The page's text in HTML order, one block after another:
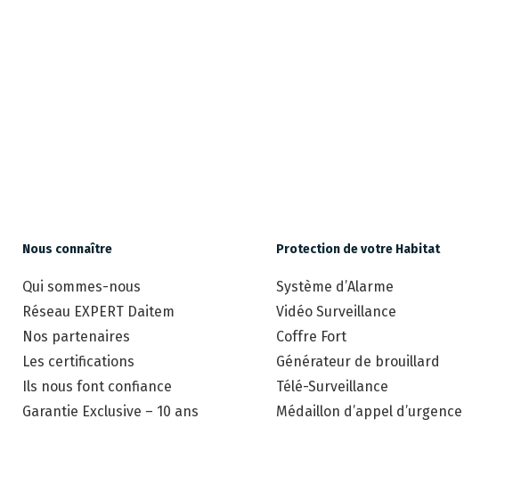
Nous connaître
Qui sommes-nous
Réseau EXPERT Daitem
Nos partenaires
Les certifications
Ils nous font confiance
Garantie Exclusive – 10 ans
Protection de votre Habitat
Système d’Alarme
Vidéo Surveillance
Coffre Fort
Générateur de brouillard
Télé-Surveillance
Médaillon d’appel d’urgence